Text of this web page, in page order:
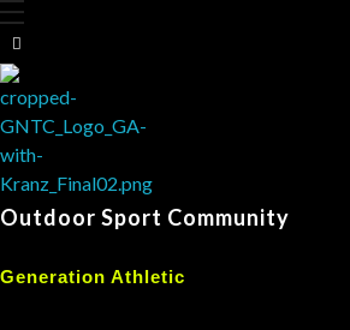
Outdoor Sport Community
Generation Athletic